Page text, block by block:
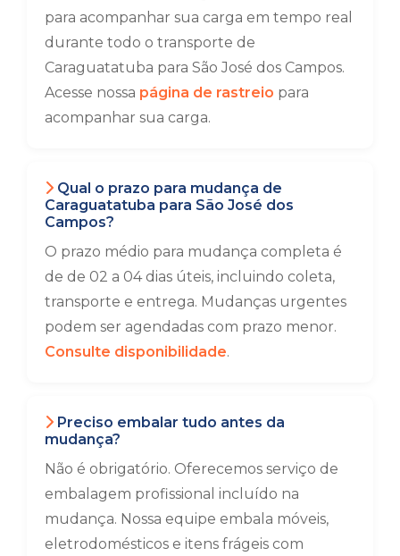
para acompanhar sua carga em tempo real
durante todo o transporte de
Caraguatatuba para São José dos Campos.
Acesse nossa página de rastreio para
acompanhar sua carga.
Qual o prazo para mudança de
Caraguatatuba para São José dos
Campos?
O prazo médio para mudança completa é
de de 02 a 04 dias úteis, incluindo coleta,
transporte e entrega. Mudanças urgentes
podem ser agendadas com prazo menor.
Consulte disponibilidade.
Preciso embalar tudo antes da
mudança?
Não é obrigatório. Oferecemos serviço de
embalagem profissional incluído na
mudança. Nossa equipe embala móveis,
eletrodomésticos e itens frágeis com